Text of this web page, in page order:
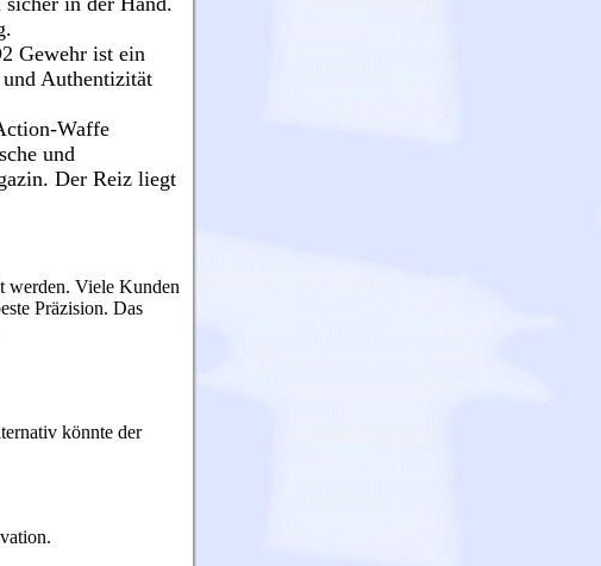
Gewehr ist ein
Authentizität
Waffe
und
Der Reiz liegt
werden. Viele Kunden
Präzision. Das
könnte der